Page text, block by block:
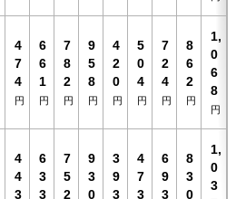
カートへ進む
4
7
4
円
6
6
1
円
7
8
2
円
9
5
8
円
4
2
0
円
5
0
4
円
7
2
4
円
8
6
2
円
1,
0
6
8
円
4
4
3
6
3
3
7
5
2
9
3
0
3
9
3
4
7
3
6
9
3
8
3
0
1,
0
3